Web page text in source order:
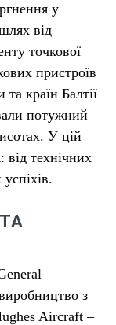
у
від
точкової
пристроїв
країн Балтії
потужний
У цій
від технічних
з
Aircraft –